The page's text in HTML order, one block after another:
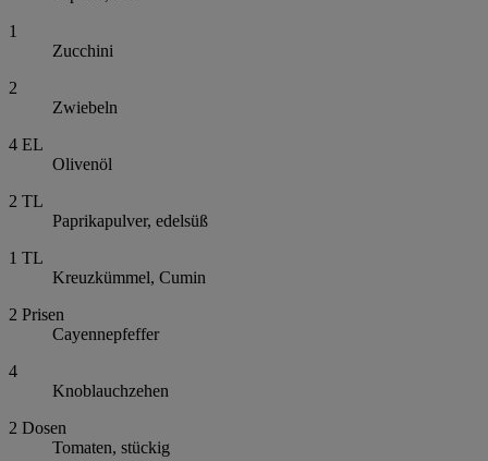
1
Zucchini
2
Zwiebeln
4 EL
Olivenöl
2 TL
Paprikapulver, edelsüß
1 TL
Kreuzkümmel, Cumin
2 Prisen
Cayennepfeffer
4
Knoblauchzehen
2 Dosen
Tomaten, stückig